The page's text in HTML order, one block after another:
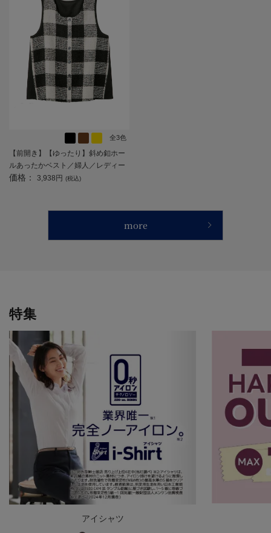
全3色
【前開き】【ゆったり】斜め釦ホー
ルあったかベスト／婦人／レディー
ス／高齢者／シニア／ゆったりアー
価格： 3,938円 (税込)
more
特集
アイシャツ